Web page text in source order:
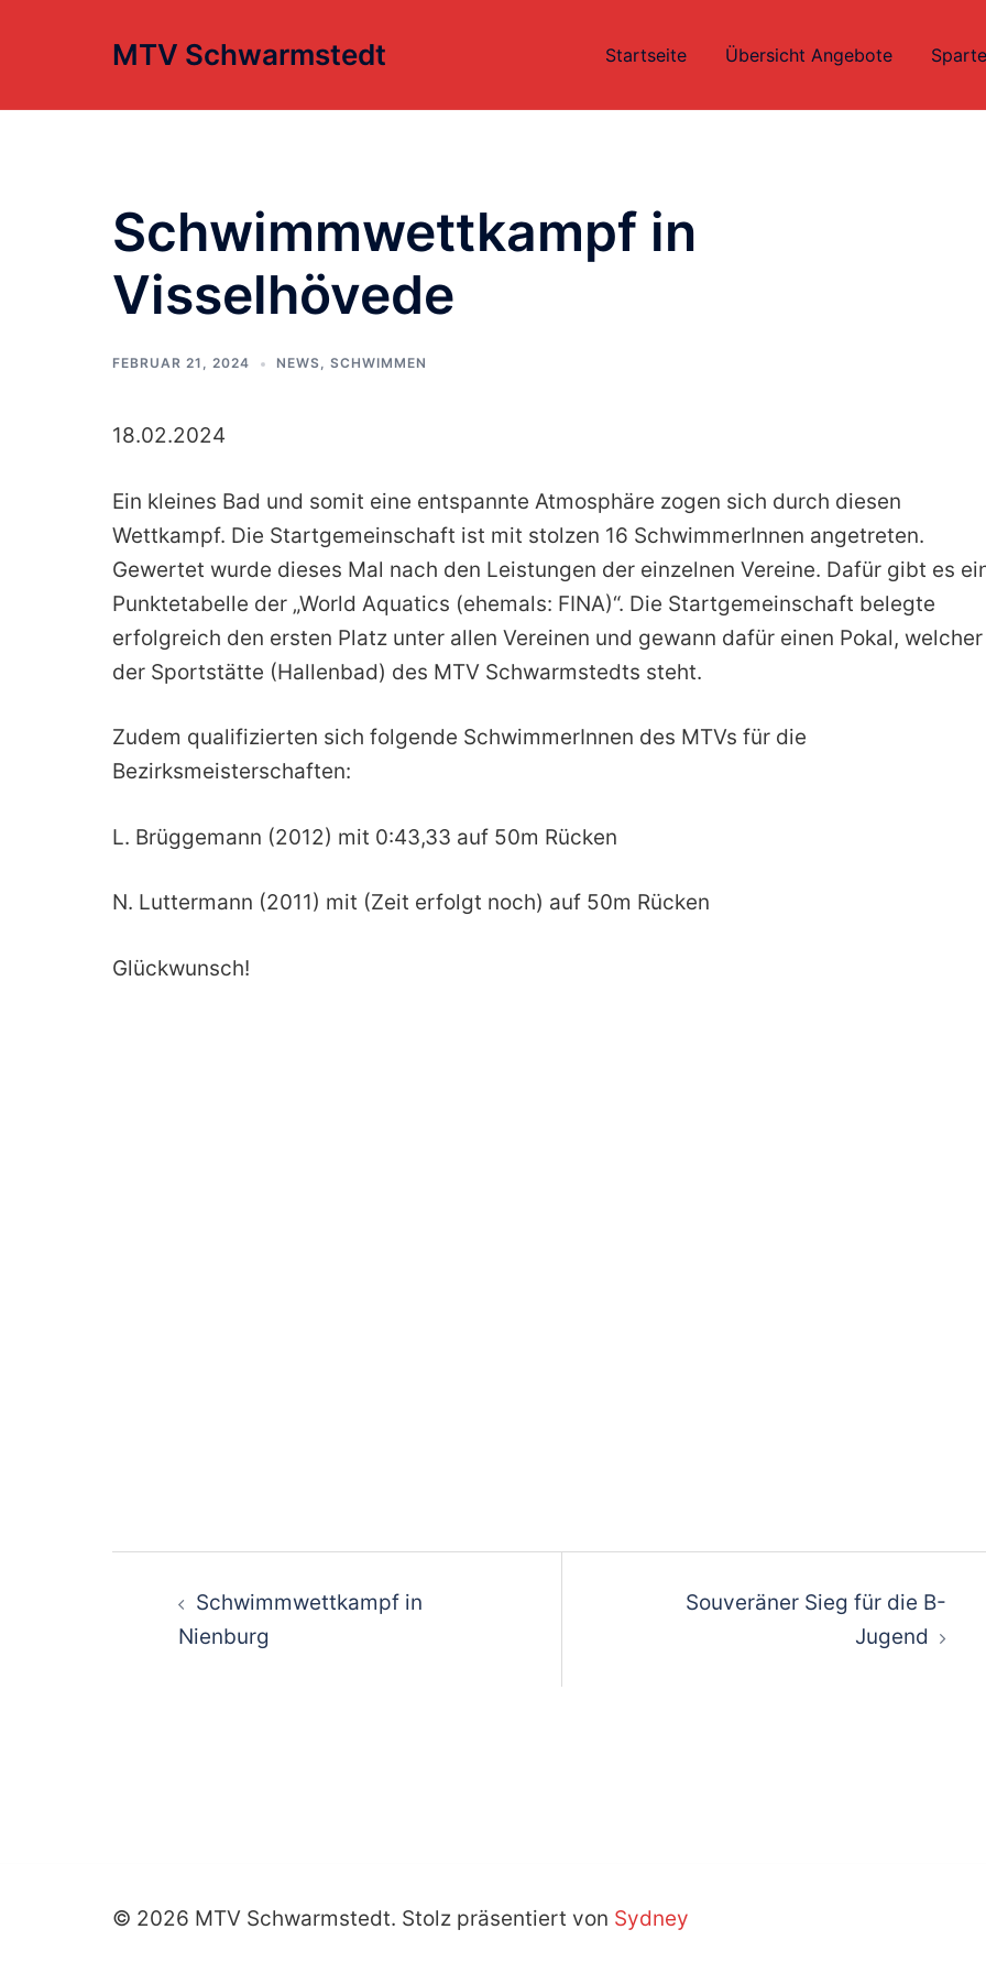
MTV Schwarmstedt Startseite Übersicht Angebote
Schwimmwettkampf in
Visselhövede
FEBRUAR 21, 2024 NEWS, SCHWIMMEN
18.02.2024
Ein kleines Bad und somit eine entspannte Atmosphäre zogen sich durch diesen
Wettkampf. Die Startgemeinschaft ist mit stolzen 16 SchwimmerInnen angetreten.
Gewertet wurde dieses Mal nach den Leistungen der einzelnen Vereine. Dafür gibt es
Punktetabelle der „World Aquatics (ehemals: FINA)“. Die Startgemeinschaft belegte
erfolgreich den ersten Platz unter allen Vereinen und gewann dafür einen Pokal, welcher
der Sportstätte (Hallenbad) des MTV Schwarmstedts steht.
Zudem qualifizierten sich folgende SchwimmerInnen des MTVs für die
Bezirksmeisterschaften:
L. Brüggemann (2012) mit 0:43,33 auf 50m Rücken
N. Luttermann (2011) mit (Zeit erfolgt noch) auf 50m Rücken
Glückwunsch!
Schwimmwettkampf in
Nienburg
Souveräner Sieg für die B-
Jugend
© 2026 MTV Schwarmstedt. Stolz präsentiert von Sydney